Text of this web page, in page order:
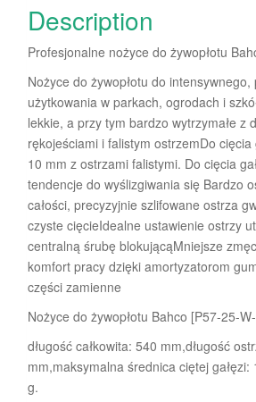
Description
Profesjonalne nożyce do żywopłotu
Nożyce do żywopłotu do
użytkowania w parkach, ogrodach i
lekkie, a przy tym bardzo wytrzymałe z
rękojeściami i falistym ostrzemDo cięcia
10 mm z ostrzami falistymi. Do cięcia
tendencje do wyślizgiwania się Bardzo
całości, precyzyjnie szlifowane ostrza
czyste cięcieIdealne ustawienie ostrzy
centralną śrubę blokującąMniejsze
komfort pracy dzięki amortyzatorom
części zamienne
Nożyce do żywopłotu Bahco [P57-25-
długość całkowita: 540 mm,długość
mm,maksymalna średnica ciętej
g.